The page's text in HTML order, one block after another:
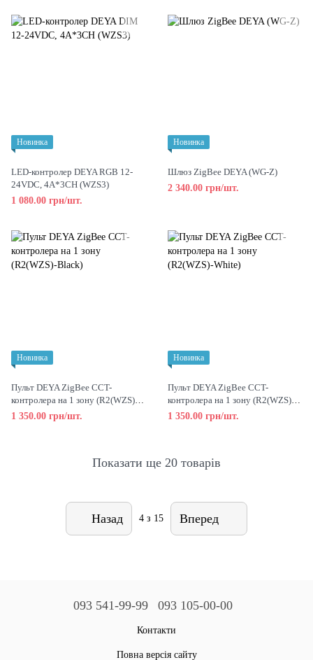
Новинка
LED-контролер DEYA RGB 12-
24VDC, 4A*3CH (WZS3)
1 080.00 грн/шт.
Новинка
Шлюз ZigBee DEYA (WG-Z)
2 340.00 грн/шт.
Новинка
Пульт DEYA ZigBee CCT-
контролера на 1 зону (R2(WZS)-
Black)
1 350.00 грн/шт.
Новинка
Пульт DEYA ZigBee CCT-
контролера на 1 зону (R2(WZS)-
White)
1 350.00 грн/шт.
Показати ще 20 товарів
Назад 4 з 15 Вперед
093 541-99-99 093 105-00-00
Контакти
Повна версія сайту